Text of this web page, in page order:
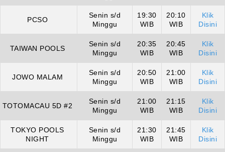
PCSO
Senin s/d
Minggu
19:30
WIB
20:10
WIB
Klik
Disini
TAIWAN POOLS
Senin s/d
Minggu
20:35
WIB
20:45
WIB
Klik
Disini
JOWO MALAM
Senin s/d
Minggu
20:50
WIB
21:00
WIB
Klik
Disini
TOTOMACAU 5D #2
Senin s/d
Minggu
21:00
WIB
21:15
WIB
Klik
Disini
TOKYO POOLS
NIGHT
Senin s/d
Minggu
21:30
WIB
21:45
WIB
Klik
Disini